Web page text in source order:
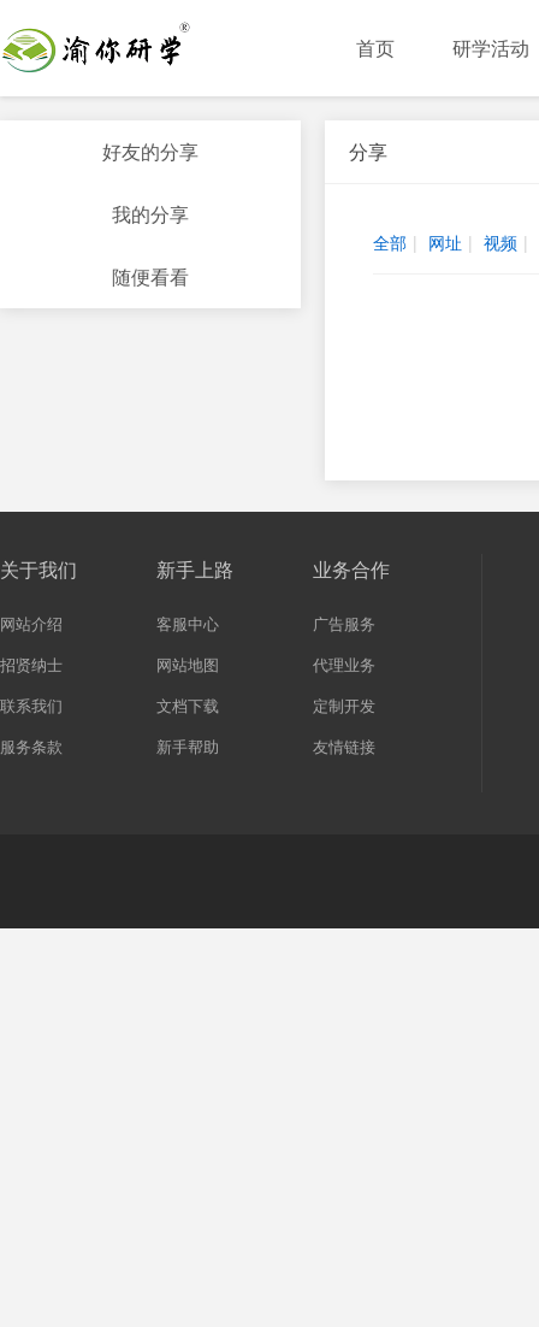
首页 研学活动
好友的分享
我的分享
随便看看
分享
全部 | 网址 | 视频 |
关于我们
网站介绍
招贤纳士
联系我们
服务条款
新手上路
客服中心
网站地图
文档下载
新手帮助
业务合作
广告服务
代理业务
定制开发
友情链接